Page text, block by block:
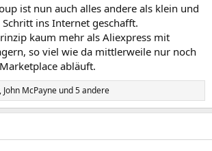
ist nun auch alles andere als klein und
ins Internet geschafft.
kaum mehr als Aliexpress mit
so viel wie da mittlerweile nur noch
abläuft.
, John McPayne und 5 andere